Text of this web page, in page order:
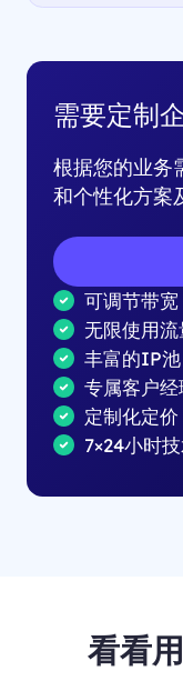
需要定制
根据您的业务
和个性化方案
可调节带宽
无限使用流
丰富的IP池
专属客户经
定制化定价
7×24小时
看看